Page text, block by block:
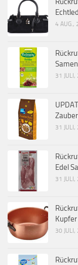
4 AUG.,
31 JULI,
31 JULI,
Edel
31 JULI,
Kupfer
30 JULI,